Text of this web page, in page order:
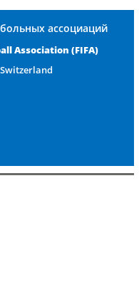
ассоциаций
Association (FIFA)
Switzerland